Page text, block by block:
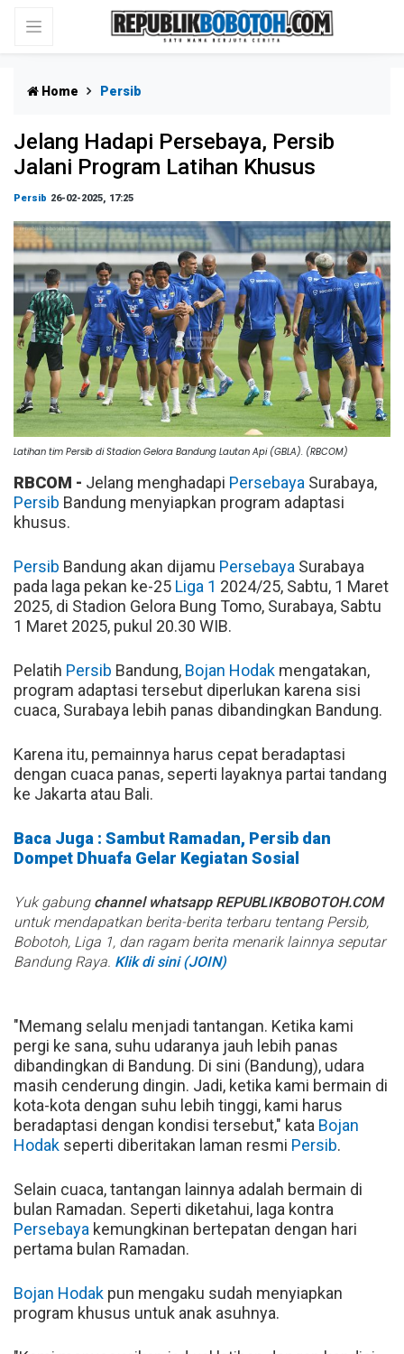
Home Persib
Jelang Hadapi Persebaya, Persib
Jalani Program Latihan Khusus
Persib 26-02-2025, 17:25
Latihan tim Persib di Stadion Gelora Bandung Lautan Api (GBLA). (RBCOM)
RBCOM - Jelang menghadapi Persebaya Surabaya,
Persib Bandung menyiapkan program adaptasi
khusus.
Persib Bandung akan dijamu Persebaya Surabaya
pada laga pekan ke-25 Liga 1 2024/25, Sabtu, 1 Maret
2025, di Stadion Gelora Bung Tomo, Surabaya, Sabtu
1 Maret 2025, pukul 20.30 WIB.
Pelatih Persib Bandung, Bojan Hodak mengatakan,
program adaptasi tersebut diperlukan karena sisi
cuaca, Surabaya lebih panas dibandingkan Bandung.
Karena itu, pemainnya harus cepat beradaptasi
dengan cuaca panas, seperti layaknya partai tandang
ke Jakarta atau Bali.
Baca Juga : Sambut Ramadan, Persib dan
Dompet Dhuafa Gelar Kegiatan Sosial
Yuk gabung channel whatsapp REPUBLIKBOBOTOH.COM
untuk mendapatkan berita-berita terbaru tentang Persib,
Bobotoh, Liga 1, dan ragam berita menarik lainnya seputar
Bandung Raya. Klik di sini (JOIN)
"Memang selalu menjadi tantangan. Ketika kami
pergi ke sana, suhu udaranya jauh lebih panas
dibandingkan di Bandung. Di sini (Bandung), udara
masih cenderung dingin. Jadi, ketika kami bermain di
kota-kota dengan suhu lebih tinggi, kami harus
beradaptasi dengan kondisi tersebut," kata Bojan
Hodak seperti diberitakan laman resmi Persib.
Selain cuaca, tantangan lainnya adalah bermain di
bulan Ramadan. Seperti diketahui, laga kontra
Persebaya kemungkinan bertepatan dengan hari
pertama bulan Ramadan.
Bojan Hodak pun mengaku sudah menyiapkan
program khusus untuk anak asuhnya.